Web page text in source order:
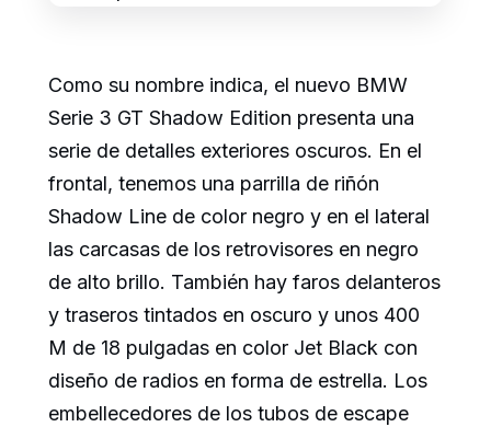
Como su nombre indica, el nuevo BMW
Serie 3 GT Shadow Edition presenta una
serie de detalles exteriores oscuros. En el
frontal, tenemos una parrilla de riñón
Shadow Line de color negro y en el lateral
las carcasas de los retrovisores en negro
de alto brillo. También hay faros delanteros
y traseros tintados en oscuro y unos 400
M de 18 pulgadas en color Jet Black con
diseño de radios en forma de estrella. Los
embellecedores de los tubos de escape